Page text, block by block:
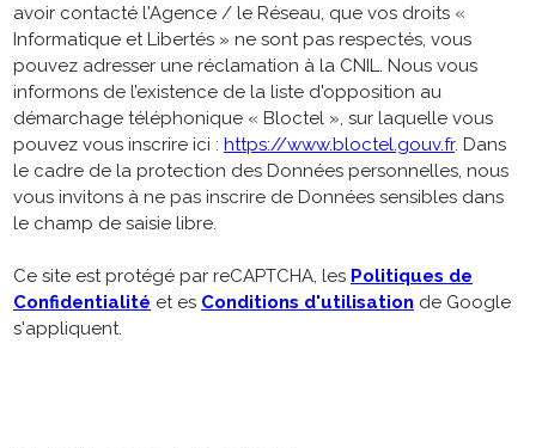
avoir contacté l'Agence / le Réseau, que vos droits «
Informatique et Libertés » ne sont pas respectés, vous
pouvez adresser une réclamation à la CNIL. Nous vous
informons de l’existence de la liste d'opposition au
démarchage téléphonique « Bloctel », sur laquelle vous
pouvez vous inscrire ici : https://www.bloctel.gouv.fr. Dans
le cadre de la protection des Données personnelles, nous
vous invitons à ne pas inscrire de Données sensibles dans
le champ de saisie libre.
Ce site est protégé par reCAPTCHA, les Politiques de
Confidentialité et es Conditions d'utilisation de Google
s'appliquent.